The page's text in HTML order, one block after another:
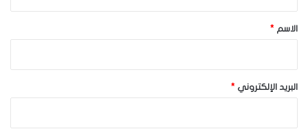
*الاسم *
البريد الإلكتروني *